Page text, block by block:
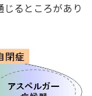
るところがあり